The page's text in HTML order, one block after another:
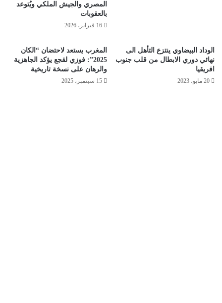
المصري والجيش الملكي ويُتوعد
بالعقوبات
16 فبراير، 2026
الوداد البيضاوي ينتزع التأهل الى
نهائي دوري الابطال من قلب جنوب
افريقيا
20 مايو، 2023
المغرب يستعد لاحتضان “الكان
2025”: فوزي لقجع يؤكد الجاهزية
والرهان على نسخة تاريخية
15 سبتمبر، 2025